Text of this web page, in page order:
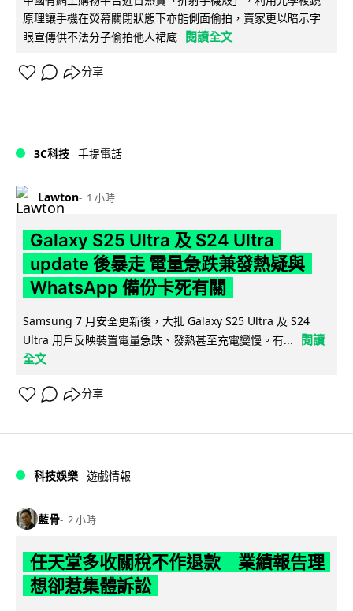
原理讓手機在熒幕關閉狀態下亦能側面偷拍，賣家更以暗示字
眼宣傳供不法分子偷拍他人裙底
閱讀全文
分享
3C科技 手提電話
Lawton 1 小時
Galaxy S25 Ultra 及 S24 Ultra
update 後暴走 電量急跌兼發熱疑與
WhatsApp 備份卡死有關
Samsung 7 月安全更新後，大批 Galaxy S25 Ultra 及 S24
Ultra 用戶反映裝置電量急跌、發熱甚至充電變慢。有...
閱讀
全文
分享
科技娛樂 遊戲情報
藍骨 2 小時
任天堂多收關稅不作退款 業績報告理
想卻惹集體訴訟